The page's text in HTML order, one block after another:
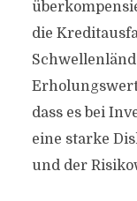
die
dass es bei
eine starke
und der